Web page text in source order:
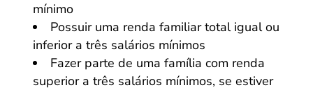
mínimo
Possuir uma renda familiar total igual ou
inferior a três salários mínimos
Fazer parte de uma família com renda
superior a três salários mínimos, se estiver